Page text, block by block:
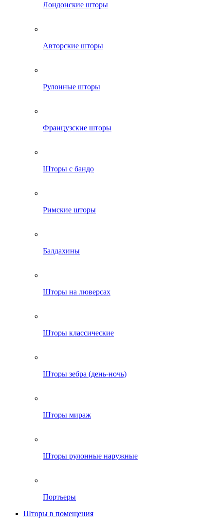
Лондонские шторы
Авторские шторы
Рулонные шторы
Французские шторы
Шторы с бандо
Римские шторы
Балдахины
Шторы на люверсах
Шторы классические
Шторы зебра (день-ночь)
Шторы мираж
Шторы рулонные наружные
Портьеры
Шторы в помещения